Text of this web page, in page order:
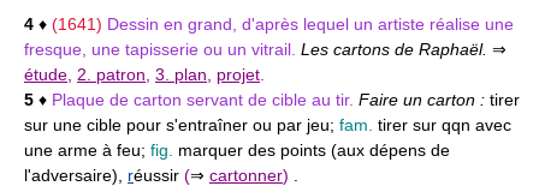
4 ♦ (1641) Dessin en grand, d'après lequel un artiste réalise une
fresque, une tapisserie ou un vitrail. Les cartons de Raphaël. ⇒
étude 2. patron 3. plan projet
5 ♦ Plaque de carton servant de cible au tir. Faire un carton : tirer
sur une cible pour s'entraîner ou par jeu; fam. tirer sur qqn avec
une arme à feu; fig.
marquer des points (aux dépens de
l'adversaire), réussir (⇒ cartonner)